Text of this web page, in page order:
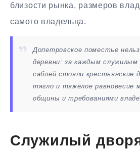
близости рынка, размеров
самого владельца.
Допетровское поместье
деревни: за каждым служилым
саблей стояли крестьянские
тягло и тяжёлое равновесие
общины и требованиями
Служилый